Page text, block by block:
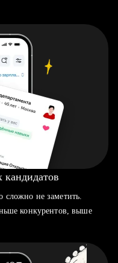
кандидатов
сложно не заметить.
конкурентов, выше